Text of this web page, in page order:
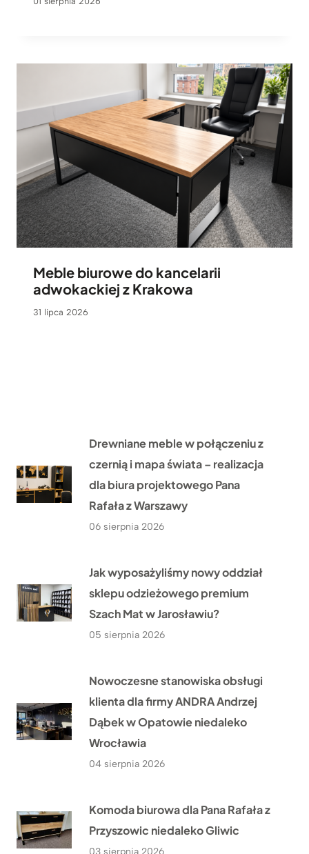
Meble biurowe do kancelarii
adwokackiej z Krakowa
31 lipca 2026
Drewniane meble w połączeniu z
czernią i mapa świata – realizacja
dla biura projektowego Pana
Rafała z Warszawy
06 sierpnia 2026
Jak wyposażyliśmy nowy oddział
sklepu odzieżowego premium
Szach Mat w Jarosławiu?
05 sierpnia 2026
Nowoczesne stanowiska obsługi
klienta dla firmy ANDRA Andrzej
Dąbek w Opatowie niedaleko
Wrocławia
04 sierpnia 2026
Komoda biurowa dla Pana Rafała z
Przyszowic niedaleko Gliwic